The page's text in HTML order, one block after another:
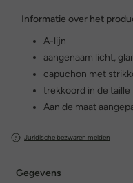
Informatie over het
A-lijn
aangenaam licht,
capuchon met
trekkoord in de taille
Aan de maat
Juridische bezwaren melden
Gegevens